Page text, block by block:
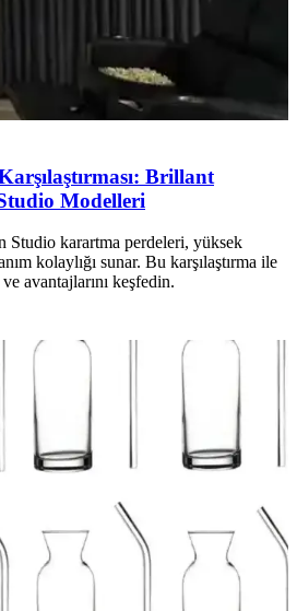
Brillant
Modelleri
karartma perdeleri, yüksek
kolaylığı sunar. Bu karşılaştırma ile
avantajlarını keşfedin.